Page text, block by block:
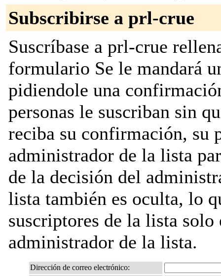
Subscribirse a prl-crue
Suscríbase a prl-crue
formulario Se le mandará
pidiendole una
personas le suscriban sin
reciba su confirmación, su
administrador de la lista
de la decisión del
lista también es oculta, lo
suscriptores de la lista
administrador de la lista.
Dirección de correo electrónico: